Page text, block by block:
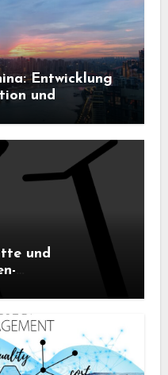
Entwicklung
und
und